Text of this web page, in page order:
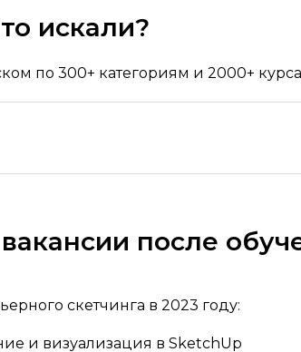
искали?
по 300+ категориям и 2000+
после
скетчинга в 2023 году:
и визуализация в SketchUp